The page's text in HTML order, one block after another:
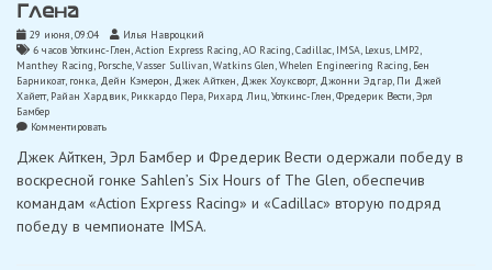
Глена
29 июня, 09:04
Илья Навроцкий
6 часов Уоткинс-Глен,Action Express Racing,AO Racing,Cadillac, IMSA, Lexus, LMP2
Manthey Racing, Porsche,Vasser Sullivan,Watkins Glen,Whelen Engineering Racing, Бен
Барникоат, гонка, Дейн Кэмерон, Джек Айткен, Джек Хоуксворт, Джонни Эдгар, Пи Джей
Хайетт, Райан Хардвик, Риккардо Пера, Рихард Лиц,Уоткинс-Глен,Фредерик Вести,Эрл
Бамбер
Комментироватьon
Express
Racing»
одержала
убедительную
в
Джек Айткен, Эрл Бамбер и Фредерик Вести одержали победу в
воскресной гонке Sahlen’s Six Hours of The Glen, обеспечив
командам «Action Express Racing» и «Cadillac» вторую подряд
победу в чемпионате IMSA.